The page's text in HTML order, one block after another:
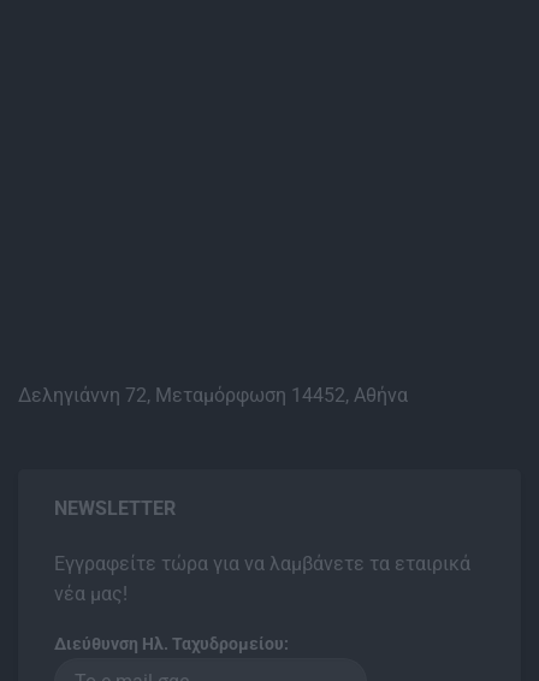
Δεληγιάννη 72, Μεταμόρφωση 14452, Αθήνα
NEWSLETTER
Εγγραφείτε τώρα για να λαμβάνετε τα εταιρικά
νέα μας!
Διεύθυνση Ηλ. Ταχυδρομείου: